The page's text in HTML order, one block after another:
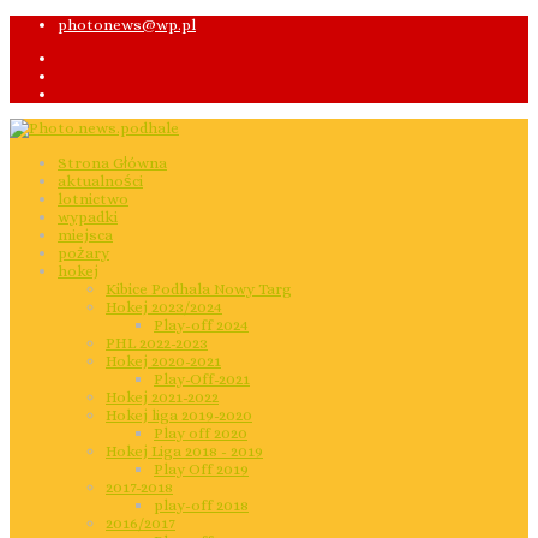
photonews@wp.pl
Strona Główna
aktualności
lotnictwo
wypadki
miejsca
pożary
hokej
Kibice Podhala Nowy Targ
Hokej 2023/2024
Play-off 2024
PHL 2022-2023
Hokej 2020-2021
Play-Off-2021
Hokej 2021-2022
Hokej liga 2019-2020
Play off 2020
Hokej Liga 2018 - 2019
Play Off 2019
2017-2018
play-off 2018
2016/2017